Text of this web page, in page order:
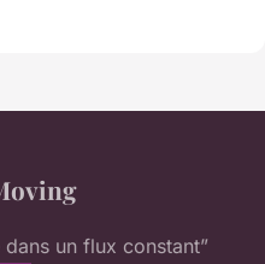
un flux constant”